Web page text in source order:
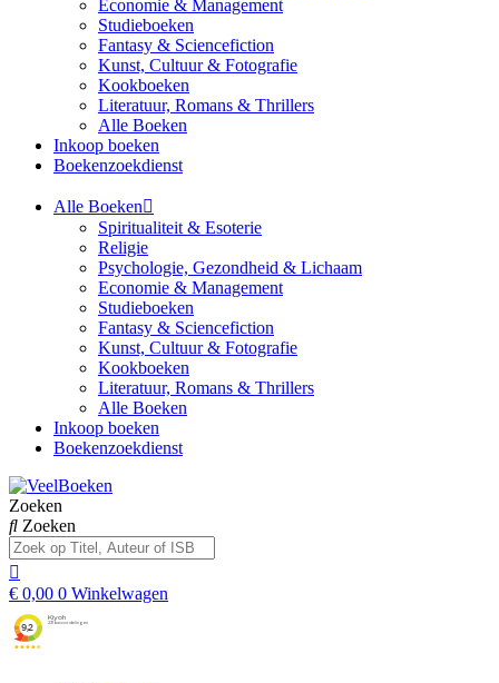
Economie & Management
Studieboeken
Fantasy & Sciencefiction
Kunst, Cultuur & Fotografie
Kookboeken
Literatuur, Romans & Thrillers
Alle Boeken
Inkoop boeken
Boekenzoekdienst
Alle Boeken
Spiritualiteit & Esoterie
Religie
Psychologie, Gezondheid & Lichaam
Economie & Management
Studieboeken
Fantasy & Sciencefiction
Kunst, Cultuur & Fotografie
Kookboeken
Literatuur, Romans & Thrillers
Alle Boeken
Inkoop boeken
Boekenzoekdienst
Zoeken
Zoeken
€ 0,00 0 Winkelwagen